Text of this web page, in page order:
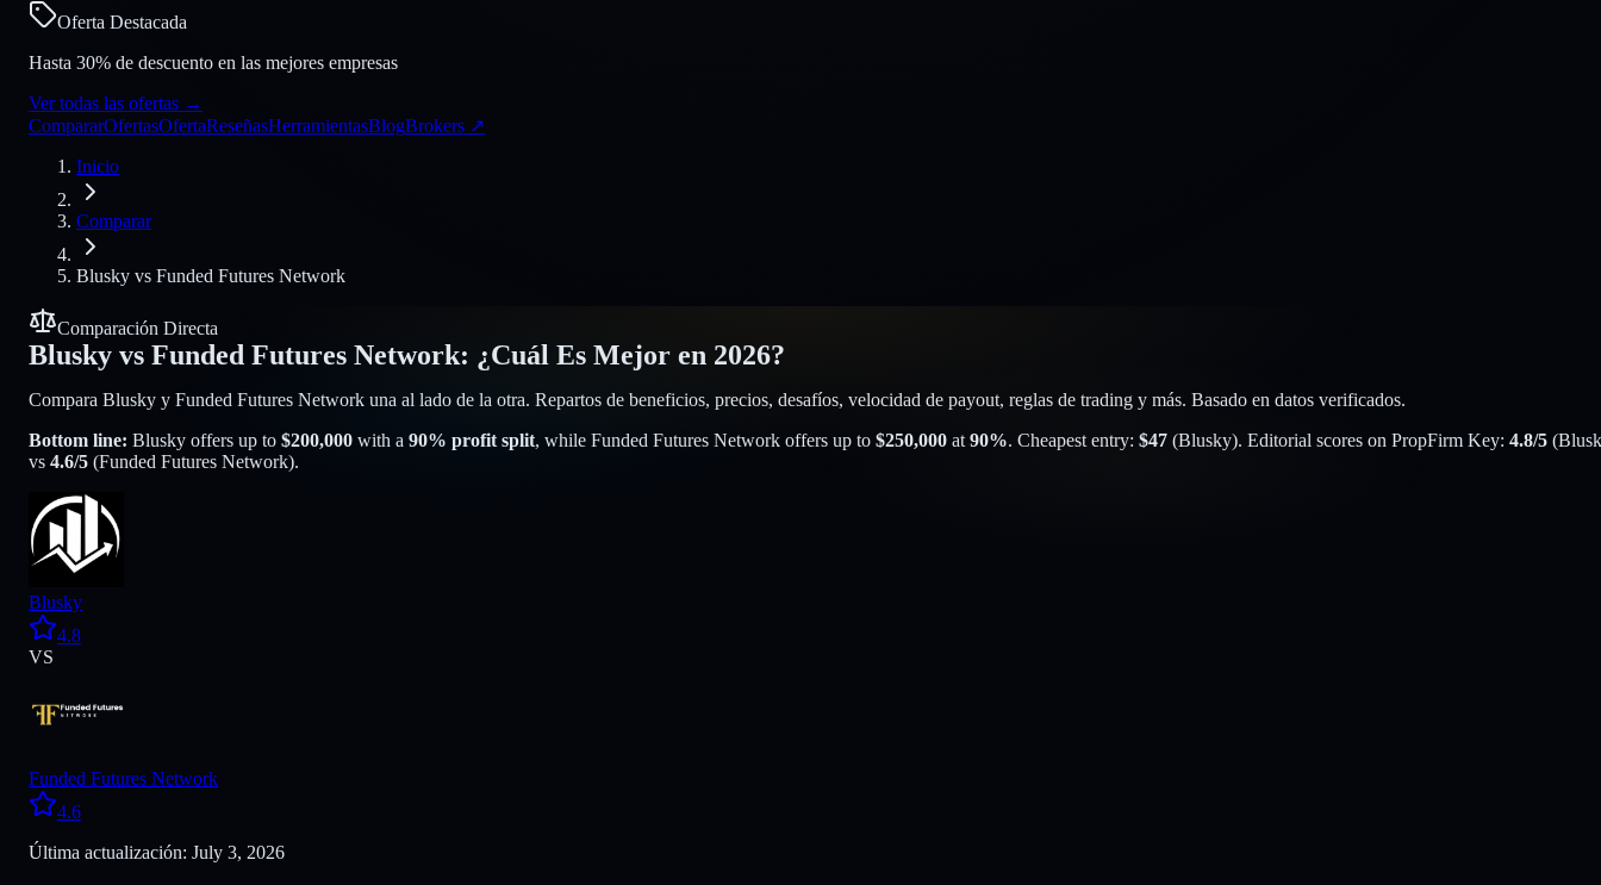
Oferta Destacada
Hasta 30% de descuento en las mejores empresas
Ver todas las ofertas →
CompararOfertasOfertaReseñasHerramientasBlogBrokers ↗
Inicio
Comparar
Blusky vs Funded Futures Network
Comparación Directa
Blusky vs Funded Futures Network: ¿Cuál Es Mejor en 2026?
Compara Blusky y Funded Futures Network una al lado de la otra. Repartos de beneficios, precios, desafíos, velocidad de payout, reglas de trading y más. Basado en datos verificados.
Bottom line: Blusky offers up to $200,000 with a 90% profit split, while Funded Futures Network offers up to $250,000 at 90%. Cheapest entry: $47 (Blusky). Editorial scores on PropFirm Key: 4.8/5 (
vs 4.6/5 (Funded Futures Network).
Blusky
4.8
VS
Funded Futures Network
4.6
Última actualización: July 3, 2026